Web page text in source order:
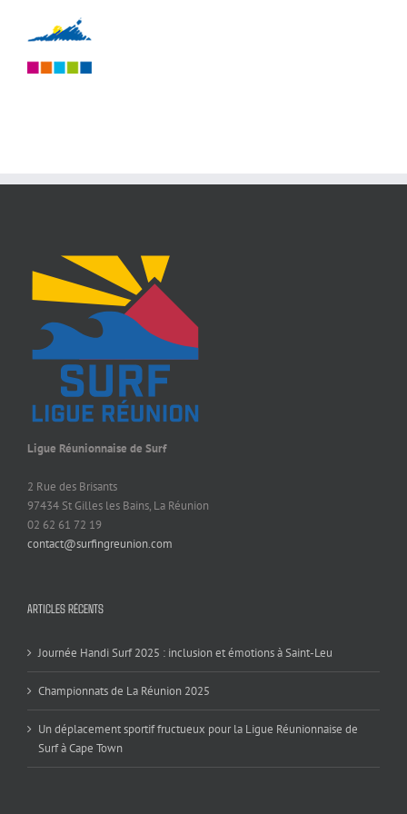
Ligue Réunionnaise de Surf
2 Rue des Brisants
97434 St Gilles les Bains, La Réunion
02 62 61 72 19
contact@surfingreunion.com
ARTICLES RÉCENTS
Journée Handi Surf 2025 : inclusion et émotions à Saint-Leu
Championnats de La Réunion 2025
Un déplacement sportif fructueux pour la Ligue Réunionnaise de
Surf à Cape Town